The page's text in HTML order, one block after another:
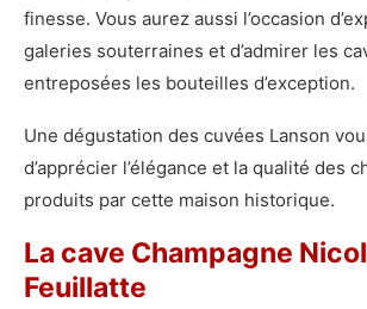
finesse. Vous aurez aussi l’occasion
galeries souterraines et d’admirer les
entreposées les bouteilles d’exception.
Une dégustation des cuvées Lanson
d’apprécier l’élégance et la qualité des
produits par cette maison historique.
La cave Champagne
Feuillatte